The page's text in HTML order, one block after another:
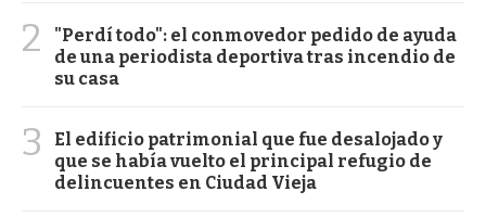
2
"Perdí todo": el conmovedor pedido de ayuda
de una periodista deportiva tras incendio de
su casa
3
El edificio patrimonial que fue desalojado y
que se había vuelto el principal refugio de
delincuentes en Ciudad Vieja